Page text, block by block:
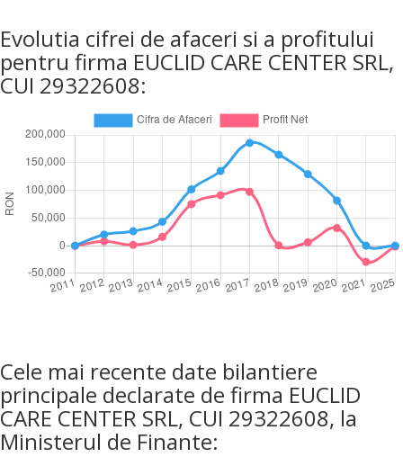
Evolutia cifrei de afaceri si a profitului
pentru firma EUCLID CARE CENTER SRL,
CUI 29322608:
Cele mai recente date bilantiere
principale declarate de firma EUCLID
CARE CENTER SRL, CUI 29322608, la
Ministerul de Finante: